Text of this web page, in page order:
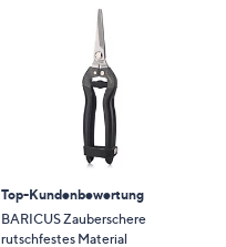
Top-Kundenbewertung
BARICUS Zauberschere
rutschfestes Material